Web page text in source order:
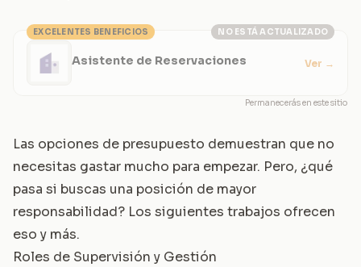
NO ESTÁ ACTUALIZADO
EXCELENTES BENEFICIOS
Asistente de Reservaciones Ver →
Permanecerás en este sitio
Las opciones de presupuesto demuestran que no
necesitas gastar mucho para empezar. Pero, ¿qué
pasa si buscas una posición de mayor
responsabilidad? Los siguientes trabajos ofrecen
eso y más.
Roles de Supervisión y Gestión